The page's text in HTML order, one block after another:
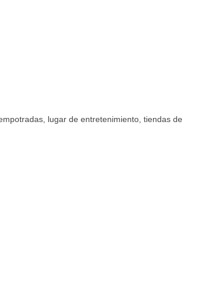
lugar de entretenimiento, tiendas de